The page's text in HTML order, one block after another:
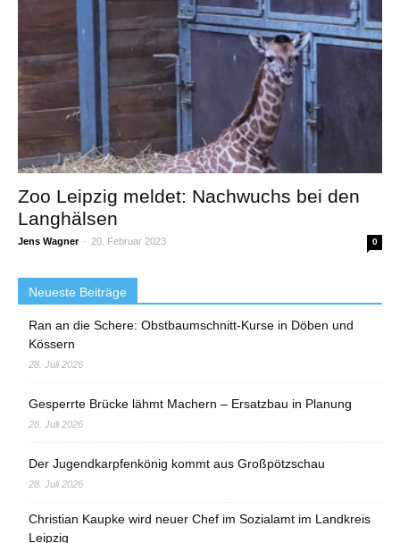
Zoo Leipzig meldet: Nachwuchs bei den
Langhälsen
Jens Wagner - 20. Februar 2023 0
Neueste Beiträge
Ran an die Schere: Obstbaumschnitt-Kurse in Döben und
Kössern
28. Juli 2026
Gesperrte Brücke lähmt Machern – Ersatzbau in Planung
28. Juli 2026
Der Jugendkarpfenkönig kommt aus Großpötzschau
28. Juli 2026
Christian Kaupke wird neuer Chef im Sozialamt im Landkreis
Leipzig